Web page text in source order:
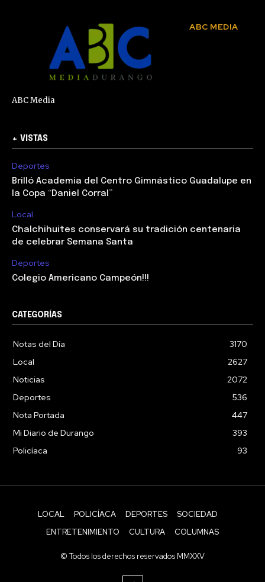
ABC MEDIA
ABC Media
+ VISTAS
Deportes
Brilló Academia del Centro Gimnástico Guadalupe en
la Copa “Daniel Corral”
Local
Chalchihuites conservará su tradición centenaria
de celebrar Semana Santa
Deportes
Colegio Americano Campeón!!!
CATEGORÍAS
Notas del Día
3170
Local
2627
Noticias
2072
Deportes
536
Nota Portada
447
Mi Diario de Durango
393
Policíaca
93
LOCAL POLICÍACA DEPORTES
SOCIEDAD
ENTRETENIMIENTO
CULTURA COLUMNAS
© Todos los derechos reservados MMXXV